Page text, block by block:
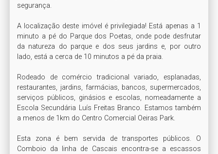
segurança.
A localização deste imóvel é privilegiada! Está apenas a 1
minuto a pé do Parque dos Poetas, onde pode desfrutar
da natureza do parque e dos seus jardins e, por outro
lado, está a cerca de 10 minutos a pé da praia.
Rodeado de comércio tradicional variado, esplanadas,
restaurantes, jardins, farmácias, bancos, supermercados,
serviços públicos, ginásios e escolas, nomeadamente a
Escola Secundária Luís Freitas Branco. Estamos também
a menos de 1km do Centro Comercial Oeiras Park.
Esta zona é bem servida de transportes públicos. O
Comboio da linha de Cascais encontra-se a escassos